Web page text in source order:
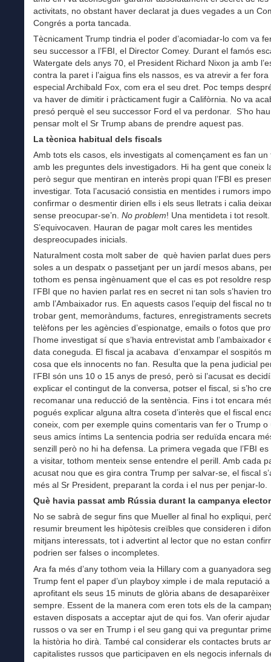
activitats, no obstant haver declarat ja dues vegades a un
Congrés a porta tancada.
Tècnicament Trump tindria el poder d’acomiadar-lo com va
seu successor a l’FBI, el Director Comey. Durant el famós
Watergate dels anys 70, el President Richard Nixon ja amb
contra la paret i l’aigua fins els nassos, es va atrevir a fer fora
especial Archibald Fox, com era el seu dret. Poc temps
va haver de dimitir i pràcticament fugir a Califòrnia. No va
presó perquè el seu successor Ford el va perdonar. S’ho
pensar molt el Sr Trump abans de prendre aquest pas.
La tècnica habitual dels fiscals
Amb tots els casos, els investigats al començament es fan un
amb les preguntes dels investigadors. Hi ha gent que coneix
però segur que mentiran en interès propi quan l’FBI es
investigar. Tota l’acusació consistia en mentides i rumors
confirmar o desmentir dirien ells i els seus lletrats i calia
sense preocupar-se’n. No problem! Una mentideta i tot resolt.
S’equivocaven. Hauran de pagar molt cares les mentides
despreocupades inicials.
Naturalment costa molt saber de què havien parlat dues
soles a un despatx o passetjant per un jardí mesos abans,
tothom es pensa ingènuament que el cas es pot resoldre
l’FBI que no havien parlat res en secret ni tan sols s’havien
amb l’Ambaixador rus. En aquests casos l’equip del fiscal no
trobar gent, memoràndums, factures, enregistraments
telèfons per les agències d’espionatge, emails o fotos que
l’home investigat sí que s’havia entrevistat amb l’ambaixador
data coneguda. El fiscal ja acabava d’enxampar el sospitós
cosa que els innocents no fan. Resulta que la pena judicial
l’FBI són uns 10 o 15 anys de presó, però si l’acusat es
explicar el contingut de la conversa, potser el fiscal, si s’ho
recomanar una reducció de la sentència. Fins i tot encara
pogués explicar alguna altra coseta d’interès que el fiscal
coneix, com per exemple quins comentaris van fer o Trump o
seus amics íntims La sentencia podria ser reduïda encara
senzill però no hi ha defensa. La primera vegada que l’FBI
a visitar, tothom menteix sense entendre el perill. Amb cada
acusat nou que es gira contra Trump per salvar-se, el fiscal
més al Sr President, preparant la corda i el nus per penjar-lo.
Què havia passat amb Rússia durant la campanya
No se sabrà de segur fins que Mueller al final ho expliqui,
resumir breument les hipòtesis creïbles que consideren i
mitjans interessats, tot i advertint al lector que no estan
podrien ser falses o incompletes.
Ara fa més d’any tothom veia la Hillary com a guanyadora
Trump fent el paper d’un playboy ximple i de mala reputació
aprofitant els seus 15 minuts de glòria abans de
sempre. Essent de la manera com eren tots els de la
estaven disposats a acceptar ajut de qui fos. Van oferir
russos o va ser en Trump i el seu gang qui va preguntar
la història ho dirà. També cal considerar els contactes bruts
capitalistes russos que participaven en els negocis infernals